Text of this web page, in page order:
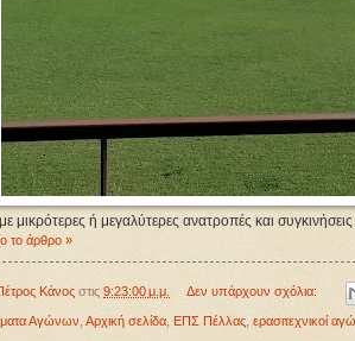
μικρότερες ή μεγαλύτερες ανατροπές και
το άρθρο »
Κάνος στις 9:23:00 μ.μ. Δεν υπάρχουν σχόλια:
Αγώνων Αρχική σελίδα ΕΠΣ Πέλλας ερασιτεχνικοί